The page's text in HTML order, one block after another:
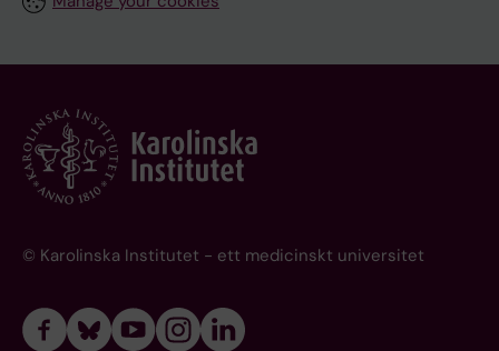
© Karolinska Institutet - ett medicinskt universitet